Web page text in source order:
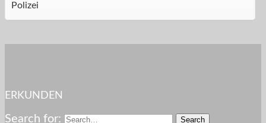
Polizei
ERKUNDEN
Search for: